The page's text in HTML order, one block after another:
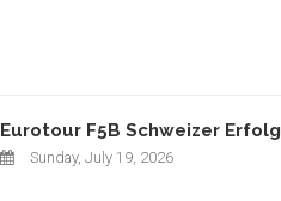
Eurotour F5B Schweizer Erfolg
Sunday, July 19, 2026